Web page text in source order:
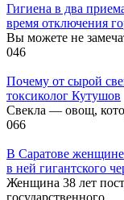
Гигиена в два
время отключения
Вы можете не
046
Почему от сырой
токсиколог Кутушов
Свекла — овощ,
066
В Саратове женщине
в ней гигантского
Женщина 38 лет
государственного